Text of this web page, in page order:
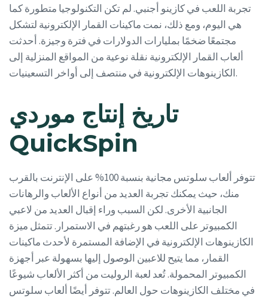
تجربة اللعب في كازينو أجنبي.لم تكن التكنولوجيا متطورة كما
هي اليوم، ومع ذلك، نمت ماكينات القمار الإلكترونية لتشكل
مجتمعًا ضخمًا بمليارات الدولارات في فترة وجيزة. أحدثت
ألعاب القمار الإلكترونية نقلة نوعية من المواقع المنزلية إلى
الكازينوهات الإلكترونية في منتصف إلى أواخر التسعينيات.
تاريخ إنتاج موردي
QuickSpin
تتوفر ألعاب سلوتس مجانية بنسبة 100% على الإنترنت بالقرب
منك، حيث يمكنك تجربة العديد من أنواع الألعاب والرهانات
الجانبية الأخرى. لكن السبب وراء إقبال العديد من لاعبي
الكمبيوتر على اللعب هو رغبتهم في الاستمرار. تتمثل ميزة
الكازينوهات الإلكترونية في الإضافة المستمرة لأحدث ماكينات
القمار، مما يتيح للاعبين الوصول إليها بسهولة عبر أجهزة
الكمبيوتر المحمولة. تُعد لعبة الروليت من أكثر الألعاب شيوعًا
في مختلف الكازينوهات حول العالم. تتوفر أيضًا ألعاب سلوتس